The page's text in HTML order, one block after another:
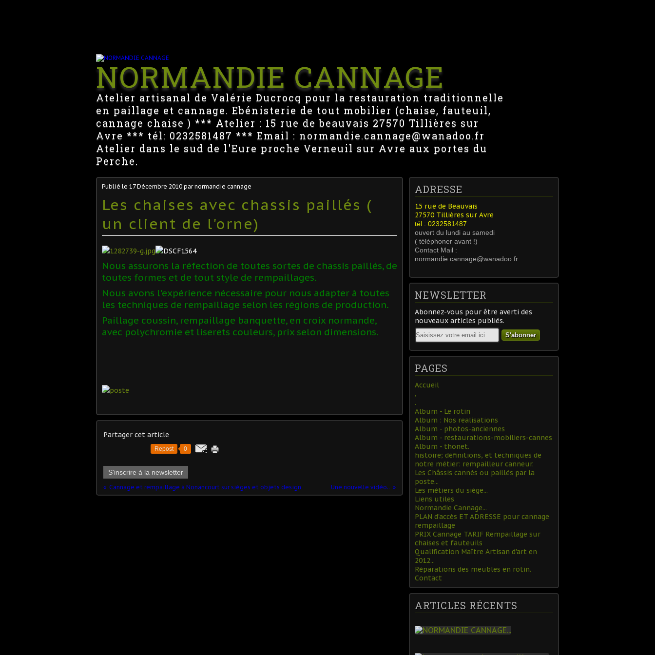
NORMANDIE CANNAGE
Atelier artisanal de Valérie Ducrocq pour la restauration traditionnelle
en paillage et cannage. Ebénisterie de tout mobilier (chaise, fauteuil,
cannage chaise ) *** Atelier : 15 rue de beauvais 27570 Tillières sur
Avre *** tél: 0232581487 *** Email : normandie.cannage@wanadoo.fr
Atelier dans le sud de l'Eure proche Verneuil sur Avre aux portes du
Perche.
Publié le 17 Décembre 2010 par normandie cannage
Les chaises avec chassis paillés (
un client de l'orne)
Nous assurons la réfection de toutes sortes de chassis paillés, de
toutes formes et de tout style de rempaillages.
Nous avons l'expérience nécessaire pour nous adapter à toutes
les techniques de rempaillage selon les régions de production.
Paillage coussin, rempaillage banquette, en croix normande,
avec polychromie et liserets couleurs, prix selon dimensions.
Partager cet article
Repost 0
S'inscrire à la newsletter
Cannage et rempaillage à Nonancourt sur sièges et objets design Une nouvelle vidéo..
ADRESSE
15 rue de Beauvais
27570 Tillières sur Avre
tél : 0232581487
ouvert du lundi au samedi
( téléphoner avant !)
Contact Mail :
normandie.cannage@wanadoo.fr
NEWSLETTER
Abonnez-vous pour être averti des
nouveaux articles publiés.
Email
PAGES
Accueil
,
.
Album - Le rotin
Album : Nos realisations
Album - photos-anciennes
Album - restaurations-mobiliers-cannes
Album - thonet.
histoire; définitions, et techniques de
notre métier: rempailleur canneur.
Les Châssis cannés ou paillés par la
poste...
Les métiers du siège...
Liens utiles
Normandie Cannage...
PLAN d'accès ET ADRESSE pour cannage
rempaillage
PRIX Cannage TARIF Rempaillage sur
chaises et fauteuils
Qualification Maître Artisan d'art en
2012...
Réparations des meubles en rotin.
Contact
ARTICLES RÉCENTS